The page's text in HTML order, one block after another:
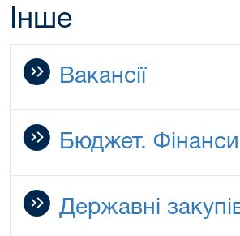
Інше
Вакансії
Бюджет.
Державні